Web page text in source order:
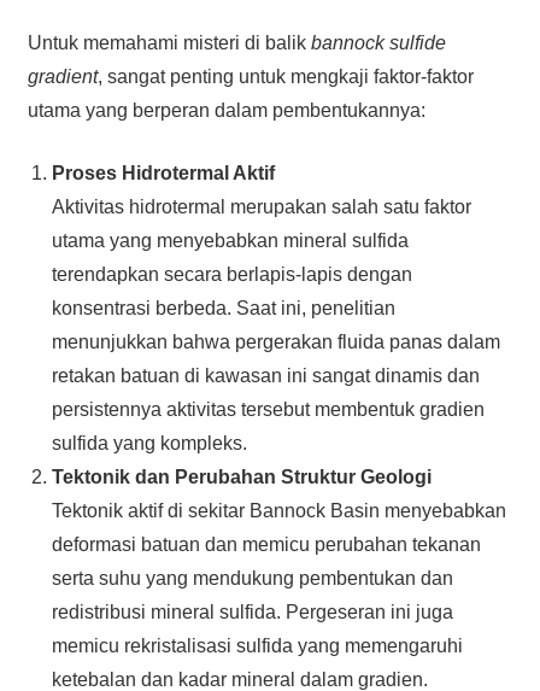
Untuk memahami misteri di balik bannock sulfide
gradient, sangat penting untuk mengkaji faktor-faktor
utama yang berperan dalam pembentukannya:
Proses Hidrotermal Aktif
Aktivitas hidrotermal merupakan salah satu faktor
utama yang menyebabkan mineral sulfida
terendapkan secara berlapis-lapis dengan
konsentrasi berbeda. Saat ini, penelitian
menunjukkan bahwa pergerakan fluida panas dalam
retakan batuan di kawasan ini sangat dinamis dan
persistennya aktivitas tersebut membentuk gradien
sulfida yang kompleks.
Tektonik dan Perubahan Struktur Geologi
Tektonik aktif di sekitar Bannock Basin menyebabkan
deformasi batuan dan memicu perubahan tekanan
serta suhu yang mendukung pembentukan dan
redistribusi mineral sulfida. Pergeseran ini juga
memicu rekristalisasi sulfida yang memengaruhi
ketebalan dan kadar mineral dalam gradien.